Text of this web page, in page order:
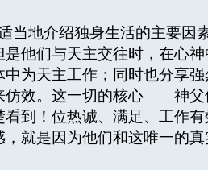
当地介绍独身生活的主要因
他们与天主交往时，在心
为天主工作；同时也分享
仿效。这一切的核心——神父
到！位热诚、满足、工作有
就是因为他们和这唯一的